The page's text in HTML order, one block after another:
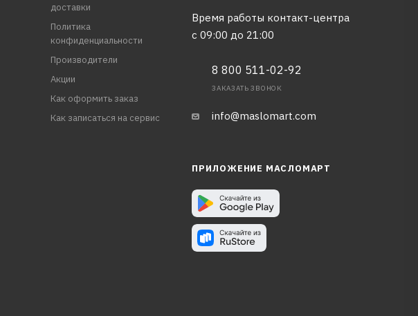
доставки
Политика
конфиденциальности
Производители
Акции
Как оформить заказ
Как записаться на сервис
Время работы контакт-центра
с 09:00 до 21:00
8 800 511-02-92
ЗАКАЗАТЬ ЗВОНОК
info@maslomart.com
ПРИЛОЖЕНИЕ МАСЛОМАРТ